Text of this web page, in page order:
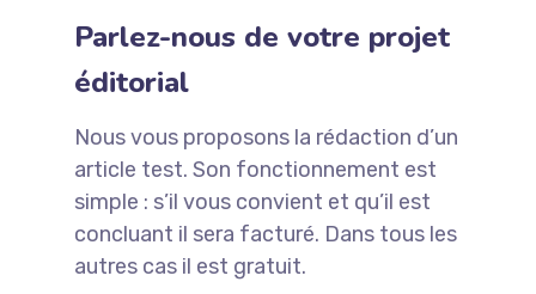
Parlez-nous de votre projet
éditorial
Nous vous proposons la rédaction d’un
article test. Son fonctionnement est
simple : s’il vous convient et qu’il est
concluant il sera facturé. Dans tous les
autres cas il est gratuit.